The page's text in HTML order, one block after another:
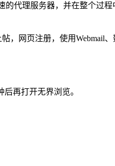
代理服务器，并在整个过
网页注册，使用Webmail
再打开无界浏览。